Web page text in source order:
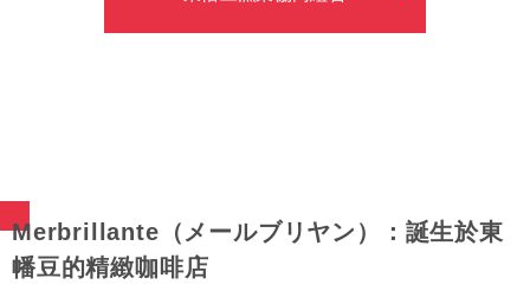
Merbrillante（メールブリヤン）：誕生於東
幡豆的精緻咖啡店